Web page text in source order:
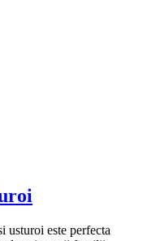
usturoi este perfecta